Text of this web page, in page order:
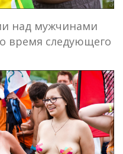
над мужчинами
время следующего